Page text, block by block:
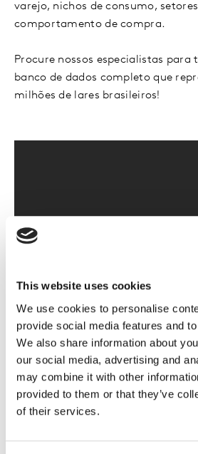
This website uses cookies
We use cookies to personalise
provide social media features and
We also share information about
our social media, advertising and
may combine it with other
provided to them or that they’ve
of their services.
varejo, nichos de consumo,
comportamento de compra.
Procure nossos especialistas para
banco de dados completo que
milhões de lares brasileiros!